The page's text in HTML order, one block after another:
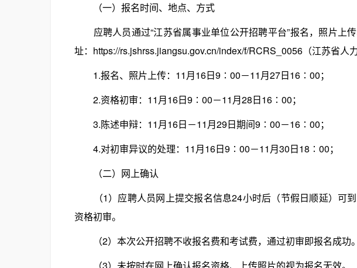
（一）报名时间、地点、方式
应聘人员通过“江苏省属事业单位公开招聘平台”报名，照片上
址：https://rs.jshrss.jiangsu.gov.cn/index/f/RCRS_0056（江苏省人
1.报名、照片上传：11月16日9∶00－11月27日16∶00；
2.资格初审：11月16日9∶00－11月28日16∶00；
3.陈述申辩：11月16日－11月29日期间9∶00－16∶00；
4.对初审异议的处理：11月16日9∶00－11月30日18∶00；
（二）网上确认
（1）应聘人员网上提交报名信息24小时后（节假日顺延）可到
资格初审。
（2）本次公开招聘不收报名费和考试费，通过初审即报名成功。